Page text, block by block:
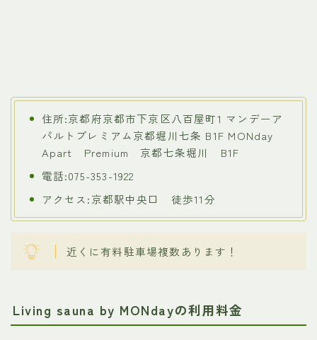
住所:京都府京都市下京区八百屋町1 マンデーア
パルトプレミアム京都堀川七条 B1F MONday
Apart Premium 京都七条堀川 B1F
電話:075-353-1922
アクセス:京都駅中央口 徒歩11分
近くに有料駐車場複数あります！
Living sauna by MONdayの利用料金